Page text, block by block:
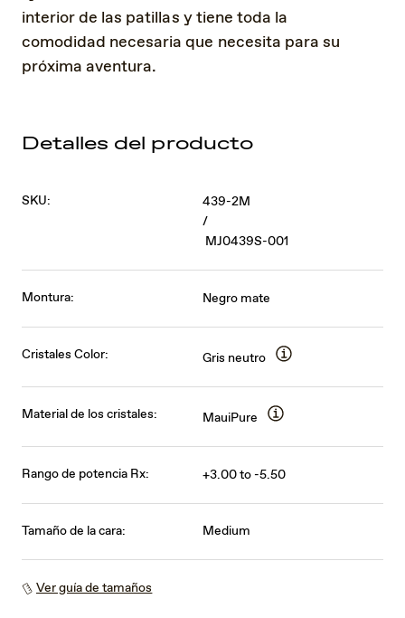
interior de las patillas y tiene toda la
comodidad necesaria que necesita para su
próxima aventura.
Detalles del producto
SKU:
439-2M
/
MJ0439S-001
Montura: Negro mate
Cristales Color: Gris neutro
Material de los cristales: MauiPure
Rango de potencia Rx: +3.00 to -5.50
Tamaño de la cara: Medium
Ver guía de tamaños